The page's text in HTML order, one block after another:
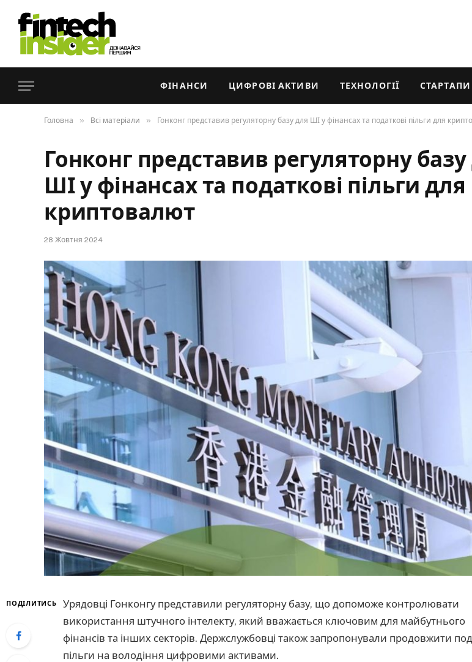
ФІНАНСИ ЦИФРОВІ АКТИВИ ТЕХНОЛОГІЇ СТАРТАПИ
Головна » Всі матеріали » Гонконг представив регуляторну базу для ШІ у фінансах та податкові пільги для
Гонконг представив регуляторну базу
ШІ у фінансах та податкові пільги для
криптовалют
28 Жовтня 2024
ПОДІЛИТИСЬ
Урядовці Гонконгу представили регуляторну базу, що допоможе контролювати
використання штучного інтелекту, який вважається ключовим для майбутнього
фінансів та інших секторів. Держслужбовці також запропонували продовжити
пільги на володіння цифровими активами.